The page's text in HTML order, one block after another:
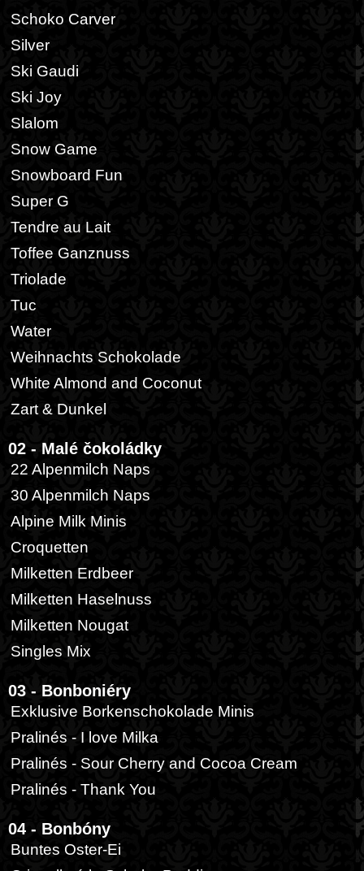
Schoko Carver
Silver
Ski Gaudi
Ski Joy
Slalom
Snow Game
Snowboard Fun
Super G
Tendre au Lait
Toffee Ganznuss
Triolade
Tuc
Water
Weihnachts Schokolade
White Almond and Coconut
Zart & Dunkel
02 - Malé čokoládky
22 Alpenmilch Naps
30 Alpenmilch Naps
Alpine Milk Minis
Croquetten
Milketten Erdbeer
Milketten Haselnuss
Milketten Nougat
Singles Mix
03 - Bonboniéry
Exklusive Borkenschokolade Minis
Pralinés - I love Milka
Pralinés - Sour Cherry and Cocoa Cream
Pralinés - Thank You
04 - Bonbóny
Buntes Oster-Ei